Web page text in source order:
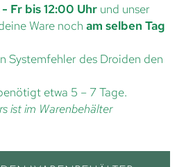
Fr bis 12:00 Uhr und unser
Ware noch am selben Tag
Systemfehler des Droiden den
etwa 5 – 7 Tage.
ist im Warenbehälter